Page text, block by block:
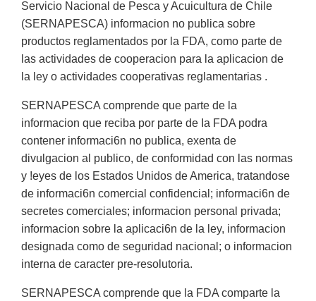
Servicio Nacional de Pesca y Acuicultura de Chile
(SERNAPESCA) informacion no publica sobre
productos reglamentados por la FDA, como parte de
las actividades de cooperacion para la aplicacion de
la ley o actividades cooperativas reglamentarias .
SERNAPESCA comprende que parte de la
informacion que reciba por parte de Ia FDA podra
contener informaci6n no publica, exenta de
divulgacion al publico, de conformidad con las normas
y !eyes de los Estados Unidos de America, tratandose
de informaci6n comercial confidencial; informaci6n de
secretes comerciales; informacion personal privada;
informacion sobre la aplicaci6n de la ley, informacion
designada como de seguridad nacional; o informacion
interna de caracter pre-resolutoria.
SERNAPESCA comprende que la FDA comparte la